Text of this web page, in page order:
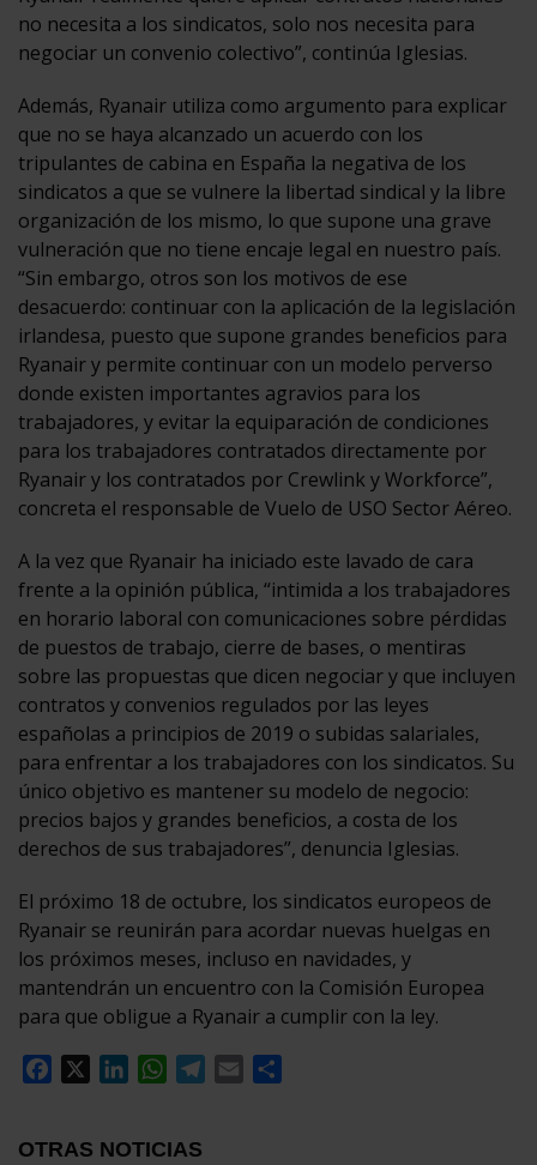
no necesita a los sindicatos, solo nos necesita para
negociar un convenio colectivo”, continúa Iglesias.
Además, Ryanair utiliza como argumento para explicar
que no se haya alcanzado un acuerdo con los
tripulantes de cabina en España la negativa de los
sindicatos a que se vulnere la libertad sindical y la libre
organización de los mismo, lo que supone una grave
vulneración que no tiene encaje legal en nuestro país.
“Sin embargo, otros son los motivos de ese
desacuerdo: continuar con la aplicación de la legislación
irlandesa, puesto que supone grandes beneficios para
Ryanair y permite continuar con un modelo perverso
donde existen importantes agravios para los
trabajadores, y evitar la equiparación de condiciones
para los trabajadores contratados directamente por
Ryanair y los contratados por Crewlink y Workforce”,
concreta el responsable de Vuelo de USO Sector Aéreo.
A la vez que Ryanair ha iniciado este lavado de cara
frente a la opinión pública, “intimida a los trabajadores
en horario laboral con comunicaciones sobre pérdidas
de puestos de trabajo, cierre de bases, o mentiras
sobre las propuestas que dicen negociar y que incluyen
contratos y convenios regulados por las leyes
españolas a principios de 2019 o subidas salariales,
para enfrentar a los trabajadores con los sindicatos. Su
único objetivo es mantener su modelo de negocio:
precios bajos y grandes beneficios, a costa de los
derechos de sus trabajadores”, denuncia Iglesias.
El próximo 18 de octubre, los sindicatos europeos de
Ryanair se reunirán para acordar nuevas huelgas en
los próximos meses, incluso en navidades, y
mantendrán un encuentro con la Comisión Europea
para que obligue a Ryanair a cumplir con la ley.
Facebook
LinkedInWhatsApp
Telegram
Email
OTRAS NOTICIAS